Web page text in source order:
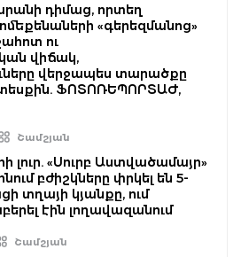
դիմաց, որտեղ
«գերեզմանոց»
ու
վիճակ,
վերջապես տարածքը
ՖՈՏՈՌԵՊՈՐՏԱԺ,
Շամշյան
լուր. «Սուրբ Աստվածամայր»
բժիշկները փրկել են 5-
տղայի կյանքը, ում
էին լողավազանում
Շամշյան